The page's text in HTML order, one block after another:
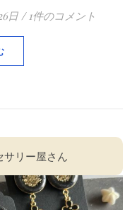
日 / 1件のコメント
サリー屋さん